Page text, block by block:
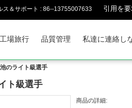
ス＆サポート : 86--13755007633 引用を
工場旅行 品質管理 私達に連絡し
のライト級選手
ト級選手
商品の詳細: